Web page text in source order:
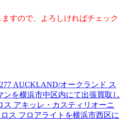
ますので、よろしければチェック
AUCKLAND/オークランド ス
ンを横浜市中区内にて出張買取し
ス アキッレ・カスティリオーニ
ス フロアライトを横浜市西区に